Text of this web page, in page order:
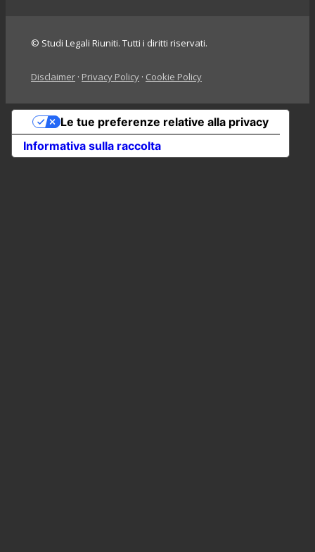
© Studi Legali Riuniti. Tutti i diritti riservati.
Disclaimer · Privacy Policy · Cookie Policy
Informativa sulla raccolta
Le tue preferenze relative alla privacy